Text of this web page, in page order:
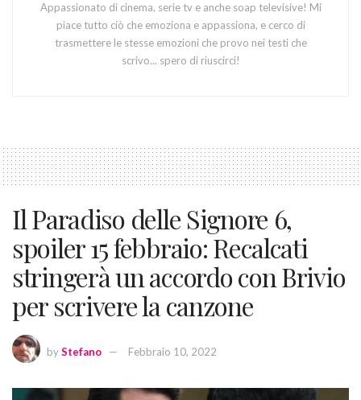
Appassionato di cinema, serie tv e anche soap televisive! Mi
piace tutto ciò che emoziona e appassiona, e cerco di
trasmettere le stesse emozioni che provo nei testi che
scrivo... spero di riuscirci!
Il Paradiso delle Signore 6,
spoiler 15 febbraio: Recalcati
stringerà un accordo con Brivio
per scrivere la canzone
byStefano Febbraio 10, 2022